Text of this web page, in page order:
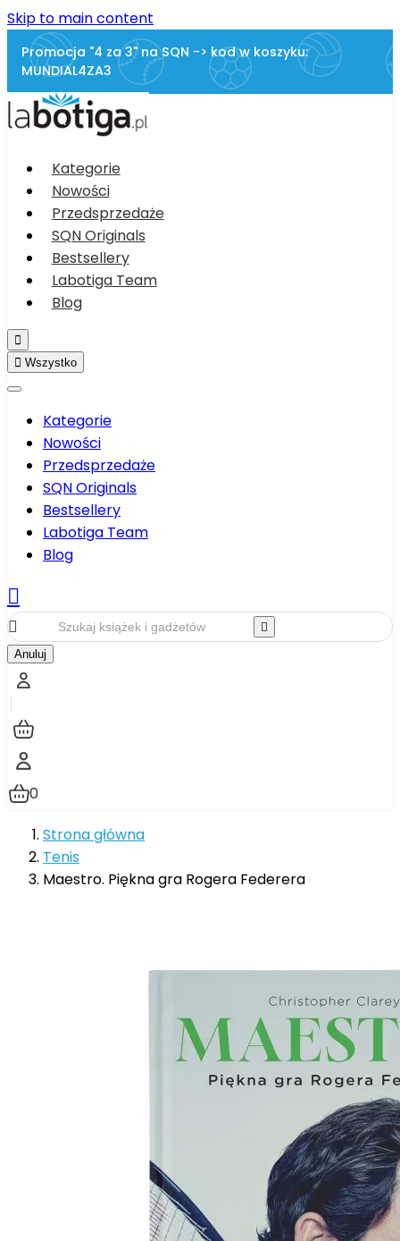
Skip to main content
Promocja "4 za 3" na SQN -> kod w koszyku:
MUNDIAL4ZA3
Kategorie
Nowości
Przedsprzedaże
SQN Originals
Bestsellery
Labotiga Team
Blog

 Wszystko
Kategorie
Nowości
Przedsprzedaże
SQN Originals
Bestsellery
Labotiga Team
Blog



Anuluj
0
Strona główna
Tenis
Maestro. Piękna gra Rogera Federera